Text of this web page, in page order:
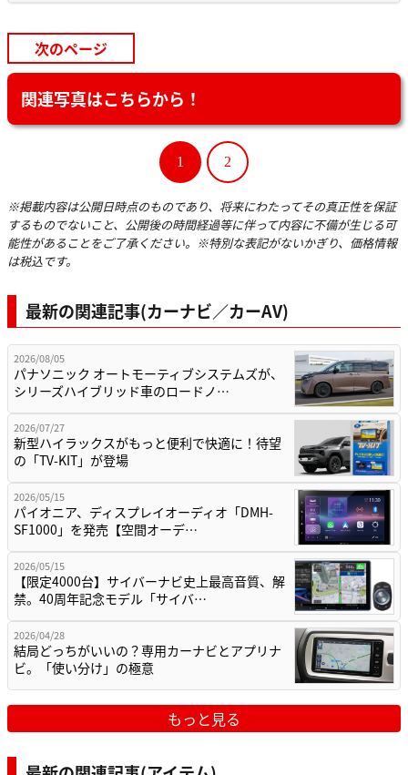
次のページ
関連写真はこちらから！
1 2
※掲載内容は公開日時点のものであり、将来にわたってその真正性を保証
するものでないこと、公開後の時間経過等に伴って内容に不備が生じる可
能性があることをご了承ください。※特別な表記がないかぎり、価格情報
は税込です。
最新の関連記事(カーナビ／カーAV)
2026/08/05
パナソニック オートモーティブシステムズが、
シリーズハイブリッド車のロードノ…
2026/07/27
新型ハイラックスがもっと便利で快適に！待望
の「TV-KIT」が登場
2026/05/15
パイオニア、ディスプレイオーディオ「DMH-
SF1000」を発売【空間オーデ…
2026/05/15
【限定4000台】サイバーナビ史上最高音質、解
禁。40周年記念モデル「サイバ…
2026/04/28
結局どっちがいいの？専用カーナビとアプリナ
ビ。「使い分け」の極意
もっと見る